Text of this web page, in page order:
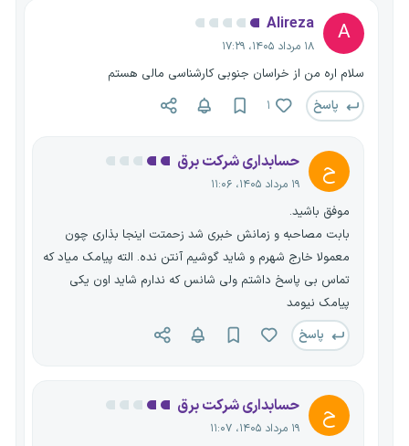
A
Alireza
۱۸ مرداد ۱۴۰۵، ۱۷:۲۹
سلام اره من از خراسان جنوبی کارشناسی مالی هستم
پاسخ
۱
ح حسابداری شرکت برق
۱۹ مرداد ۱۴۰۵، ۱۱:۰۶
موفق باشید.
بابت مصاحبه و زمانش خبری شد زحمتت اینجا بذاری چون
معمولا خارج شهرم و شاید گوشیم آنتن نده. الته پیامک میاد که
تماس بی پاسخ داشتم ولی شانس که ندارم شاید اون یکی
پیامک نیومد
پاسخ
ح حسابداری شرکت برق
۱۹ مرداد ۱۴۰۵، ۱۱:۰۷